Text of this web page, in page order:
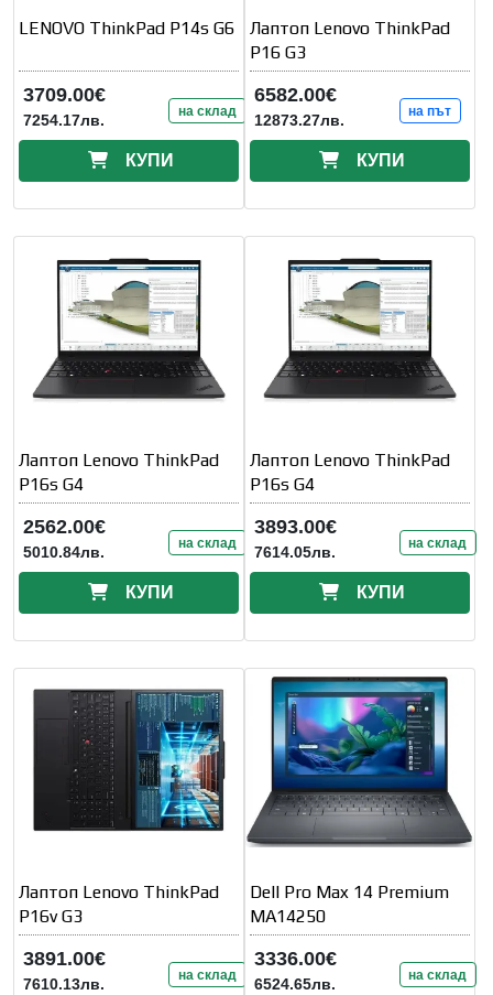
LENOVO ThinkPad P14s G6
3709.00€
7254.17лв. на склад
КУПИ
Лаптоп Lenovo ThinkPad
P16 G3
6582.00€
12873.27лв. на път
КУПИ
Лаптоп Lenovo ThinkPad
P16s G4
2562.00€
5010.84лв. на склад
КУПИ
Лаптоп Lenovo ThinkPad
P16s G4
3893.00€
7614.05лв. на склад
КУПИ
Лаптоп Lenovo ThinkPad
P16v G3
3891.00€
7610.13лв. на склад
Dell Pro Max 14 Premium
MA14250
3336.00€
6524.65лв. на склад